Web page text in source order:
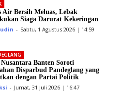
Air Bersih Meluas, Lebak
Siaga Darurat Kekeringan
- Sabtu, 1 Agustus 2026 | 14:59
Banten Soroti
Disparbud Pandeglang yang
dengan Partai Politik
- Jumat, 31 Juli 2026 | 16:47